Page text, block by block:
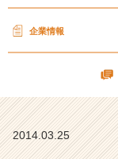
企業情報
2014.03.25